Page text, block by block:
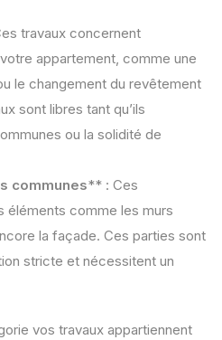
travaux concernent
appartement, comme une
le changement du revêtement
sont libres tant qu’ils
ou la solidité de
communes** : Ces
éléments comme les murs
la façade. Ces parties sont
stricte et nécessitent un
vos travaux appartiennent